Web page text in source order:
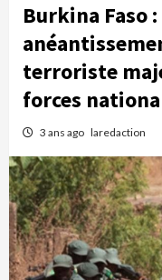
Burkina Faso
terroriste
forces
3 ans ago laredaction